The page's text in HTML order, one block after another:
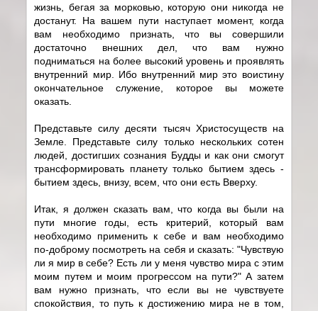
жизнь, бегая за морковью, которую они никогда не
достанут. На вашем пути наступает момент, когда
вам необходимо признать, что вы совершили
достаточно внешних дел, что вам нужно
подниматься на более высокий уровень и проявлять
внутренний мир. Ибо внутренний мир это воистину
окончательное служение, которое вы можете
оказать.
Представьте силу десяти тысяч Христосуществ на
Земле. Представьте силу только нескольких сотен
людей, достигших сознания Будды и как они смогут
трансформировать планету только бытием здесь -
бытием здесь, внизу, всем, что они есть Вверху.
Итак, я должен сказать вам, что когда вы были на
пути многие годы, есть критерий, который вам
необходимо применить к себе и вам необходимо
по-доброму посмотреть на себя и сказать: "Чувствую
ли я мир в себе? Есть ли у меня чувство мира с этим
моим путем и моим прогрессом на пути?" А затем
вам нужно признать, что если вы не чувствуете
спокойствия, то путь к достижению мира не в том,